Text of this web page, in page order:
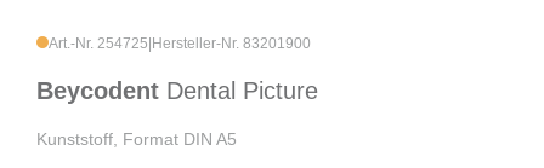
Art.-Nr. 254725 Hersteller-Nr. 83201900
Beycodent Dental Picture
Kunststoff, Format DIN A5